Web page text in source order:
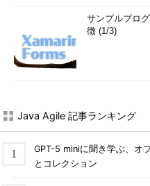
サンプルプロ
徴 (1/3)
Java Agile 記事ランキング
GPT-5 miniに聞き学ぶ、オ
とコレクション